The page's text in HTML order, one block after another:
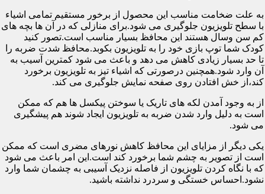
به علت ضخامت مناسب این محصول از برخور مستقیم تمامی اشیاء
با سطح تلویزیون جلوگیری می شود.برای منازلی که در آن ها بچه های
کم سن وسال هستند این محافظ بسیار مناسب است.تصور کنید
کودک شما توپ بازی خود را به تلویزیون بکوبد.محافظ شدت ضربه را
تا حد بسیار زیادی کاهش می دهد و باعث می شود کمترین آسیب به
آن وارد شود.همچنین درصورتی که اشیاء تیز به تلویزیون برخورد
کند،از خش افتادن روی صفحه نمایش جلوگیری می کند.
از به وجود آمدن لکه های تاریک یا سوختن پیکسل ها هم که ممکن
است به دلیل وارد شدن ضربه به تلویزیون ایجاد شوند هم پیشگیری
می شود.
یکی دیگر از مزایای این محافظ کاهش نورهای مضری است که ممکن
است از تصویر به چشم شما برخورد کند است.این امر باعث می شود
که با نگاه کردن تلویزیون از فاصله نزدیک آسیبی به چشمان شما وارد
نشود.احساس خستگی و سردرد نداشته باشید.